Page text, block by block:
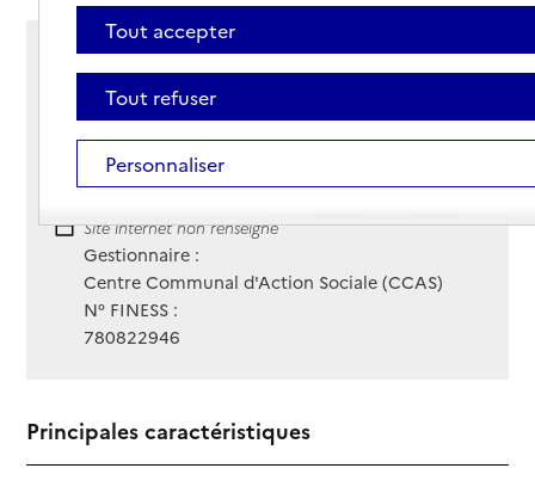
78570 - Andrésy
Voir itinéraire
Téléphone :
06 66 80 20 21
Site Internet
Site internet non renseigné
Gestionnaire :
Centre Communal d'Action Sociale (CCAS)
N° FINESS :
780822946
Principales caractéristiques
Tout accepter
Tout refuser
Personnaliser